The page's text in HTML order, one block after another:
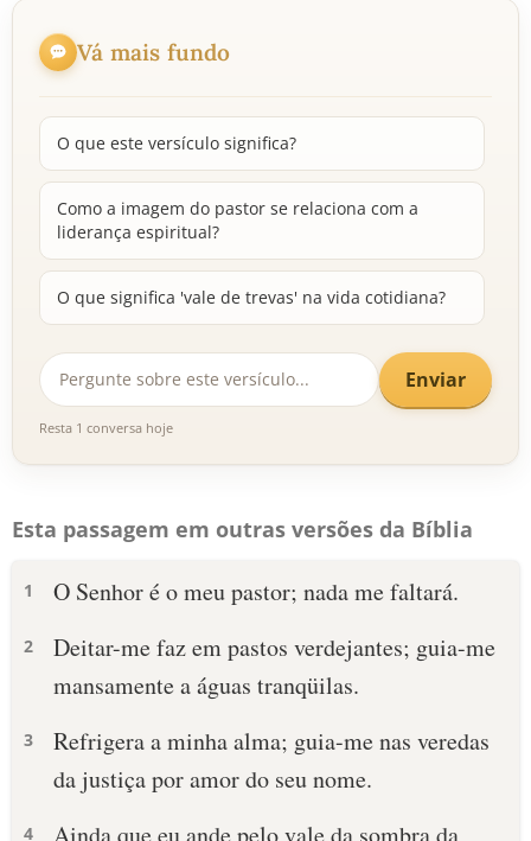
Vá mais fundo
O que este versículo significa?
Como a imagem do pastor se relaciona com a
liderança espiritual?
O que significa 'vale de trevas' na vida cotidiana?
Enviar
Resta 1 conversa hoje
Esta passagem em outras versões da Bíblia
1 O Senhor é o meu pastor; nada me faltará.
2
Deitar-me faz em pastos verdejantes; guia-me
mansamente a águas tranqüilas.
3
Refrigera a minha alma; guia-me nas veredas
da justiça por amor do seu nome.
4
Ainda que eu ande pelo vale da sombra da